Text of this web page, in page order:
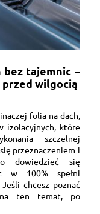
bez tajemnic –
przed wilgocią
folia na dach,
izolacyjnych, które
szczelnej
przeznaczeniem i
dowiedzieć się
w 100% spełni
chcesz poznać
na ten temat, po